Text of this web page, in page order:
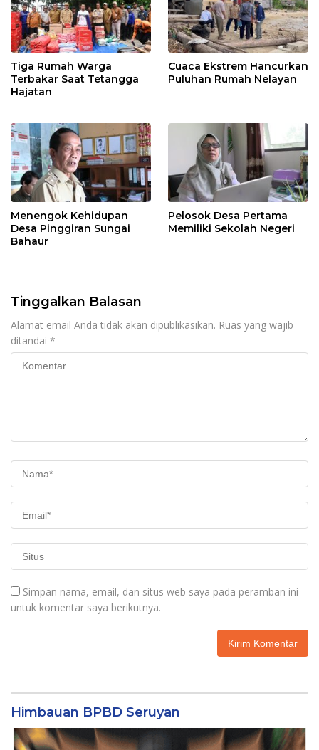
Tiga Rumah Warga
Terbakar Saat Tetangga
Hajatan
Cuaca Ekstrem Hancurkan
Puluhan Rumah Nelayan
Menengok Kehidupan
Desa Pinggiran Sungai
Bahaur
Pelosok Desa Pertama
Memiliki Sekolah Negeri
Tinggalkan Balasan
Alamat email Anda tidak akan dipublikasikan. Ruas yang wajib
ditandai *
Simpan nama, email, dan situs web saya pada peramban ini
untuk komentar saya berikutnya.
Himbauan BPBD Seruyan